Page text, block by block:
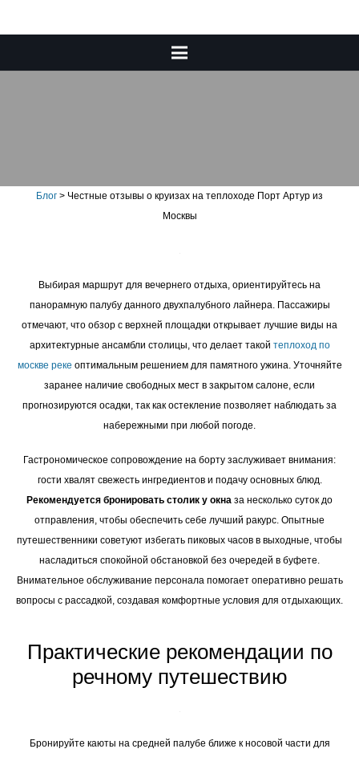
Блог > Честные отзывы о круизах на теплоходе Порт Артур из
Москвы
Выбирая маршрут для вечернего отдыха, ориентируйтесь на
панорамную палубу данного двухпалубного лайнера. Пассажиры
отмечают, что обзор с верхней площадки открывает лучшие виды на
архитектурные ансамбли столицы, что делает такой теплоход по
москве реке оптимальным решением для памятного ужина. Уточняйте
заранее наличие свободных мест в закрытом салоне, если
прогнозируются осадки, так как остекление позволяет наблюдать за
набережными при любой погоде.
Гастрономическое сопровождение на борту заслуживает внимания:
гости хвалят свежесть ингредиентов и подачу основных блюд.
Рекомендуется бронировать столик у окна за несколько суток до
отправления, чтобы обеспечить себе лучший ракурс. Опытные
путешественники советуют избегать пиковых часов в выходные, чтобы
насладиться спокойной обстановкой без очередей в буфете.
Внимательное обслуживание персонала помогает оперативно решать
вопросы с рассадкой, создавая комфортные условия для отдыхающих.
Практические рекомендации по
речному путешествию
Бронируйте каюты на средней палубе ближе к носовой части для